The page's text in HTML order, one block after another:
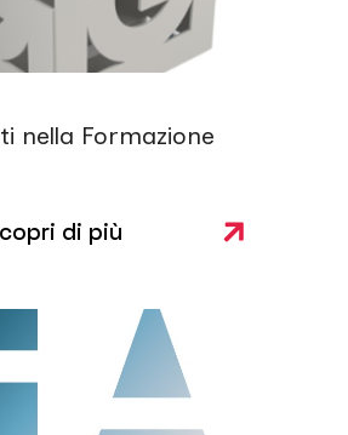
nella Formazione
di più